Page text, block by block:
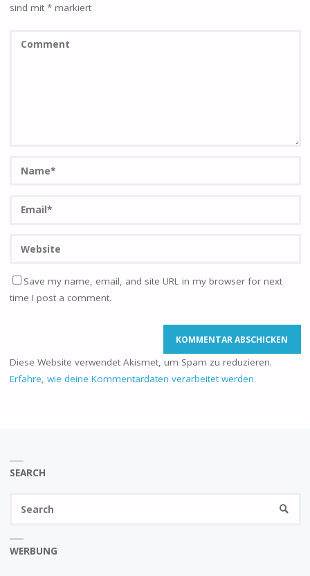
sind mit *markiert
Save my name, email, and site URL in my browser for next
time I post a comment.
Diese Website verwendet Akismet, um Spam zu reduzieren.
Erfahre, wie deine Kommentardaten verarbeitet werden.
SEARCH
WERBUNG